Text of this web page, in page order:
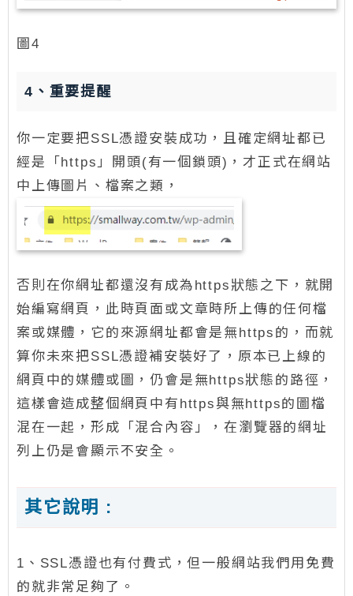
圖4
4、重要提醒
你一定要把SSL憑證安裝成功，且確定網址都已
經是「https」開頭(有一個鎖頭)，才正式在網站
中上傳圖片、檔案之類，
否則在你網址都還沒有成為https狀態之下，就開
始編寫網頁，此時頁面或文章時所上傳的任何檔
案或媒體，它的來源網址都會是無https的，而就
算你未來把SSL憑證補安裝好了，原本已上線的
網頁中的媒體或圖，仍會是無https狀態的路徑，
這樣會造成整個網頁中有https與無https的圖檔
混在一起，形成「混合內容」，在瀏覽器的網址
列上仍是會顯示不安全。
其它說明 :
1、SSL憑證也有付費式，但一般網站我們用免費
的就非常足夠了。